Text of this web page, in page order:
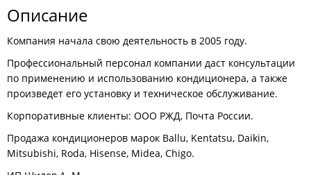
Описание
Компания начала свою деятельность в 2005 году.
Профессиональный персонал компании даст консультации
по применению и использованию кондиционера, а также
произведет его установку и техническое обслуживание.
Корпоративные клиенты: ООО РЖД, Почта России.
Продажа кондиционеров марок Ballu, Kentatsu, Daikin,
Mitsubishi, Roda, Hisense, Midea, Chigo.